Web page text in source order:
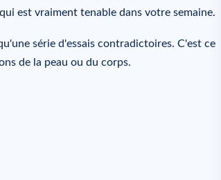
est vraiment tenable dans votre semaine.
série d'essais contradictoires. C'est ce
de la peau ou du corps.